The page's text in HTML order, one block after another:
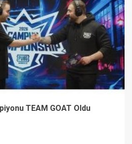
TEAM GOAT Oldu